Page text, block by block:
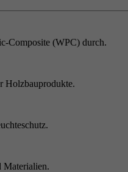
Composite (WPC) durch.
Holzbauprodukte.
Materialien.